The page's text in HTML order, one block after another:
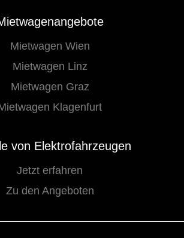
Mietwagen Wien
Mietwagen Linz
Mietwagen Graz
Klagenfurt
von Elektrofahrzeugen
Jetzt erfahren
Zu den Angeboten